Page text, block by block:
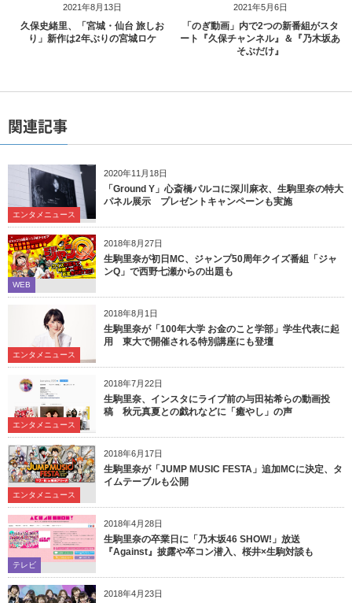
2021年8月13日
久保史緒里、「宮城・仙台 旅しお
り」新作は2年ぶりの宮城ロケ
2021年5月6日
「のぎ動画」内で2つの新番組がスタ
ート『久保チャンネル』＆『乃木坂あ
そぶだけ』
関連記事
2020年11月18日
エンタメニュース
「Ground Y」心斎橋パルコに深川麻衣、生駒里奈の特大
パネル展示 プレゼントキャンペーンも実施
2018年8月27日
WEB
生駒里奈が初日MC、ジャンプ50周年クイズ番組「ジャ
ンQ」で西野七瀬からの出題も
2018年8月1日
エンタメニュース
生駒里奈が「100年大学 お金のこと学部」学生代表に起
用 東大で開催される特別講座にも登壇
2018年7月22日
エンタメニュース
生駒里奈、インスタにライブ前の与田祐希らの動画投
稿 秋元真夏との戯れなどに「癒やし」の声
2018年6月17日
エンタメニュース
生駒里奈が「JUMP MUSIC FESTA」追加MCに決定、タ
イムテーブルも公開
2018年4月28日
テレビ
生駒里奈の卒業日に「乃木坂46 SHOW!」放送
『Against』披露や卒コン潜入、桜井×生駒対談も
2018年4月23日